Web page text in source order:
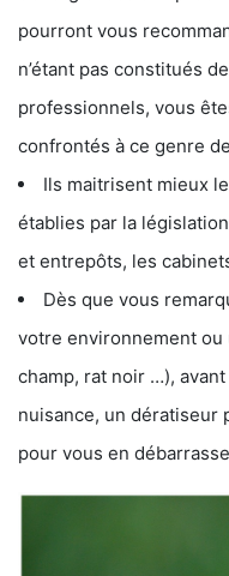
pourront vous
n’étant pas constitués
professionnels, vous
confrontés à ce genre
Ils maitrisent mieux
établies par la
et entrepôts, les
Dès que vous
votre environnement ou
champ, rat noir …),
nuisance, un dératiseur
pour vous en